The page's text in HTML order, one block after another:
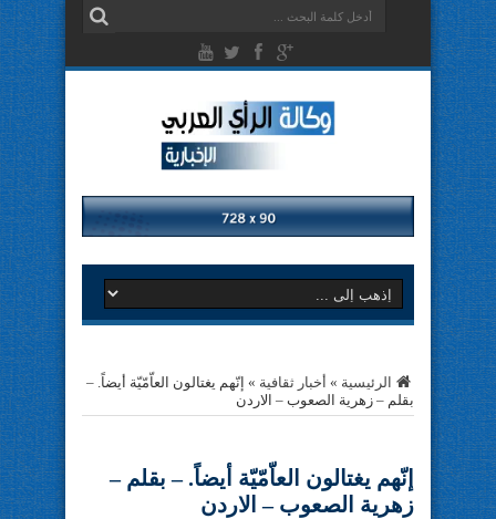
الرئيسية » أخبار ثقافية » إنّهم يغتالون العاّمّيّة أيضاً. –
بقلم – زهرية الصعوب – الاردن
إنّهم يغتالون العاّمّيّة أيضاً. – بقلم –
زهرية الصعوب – الاردن